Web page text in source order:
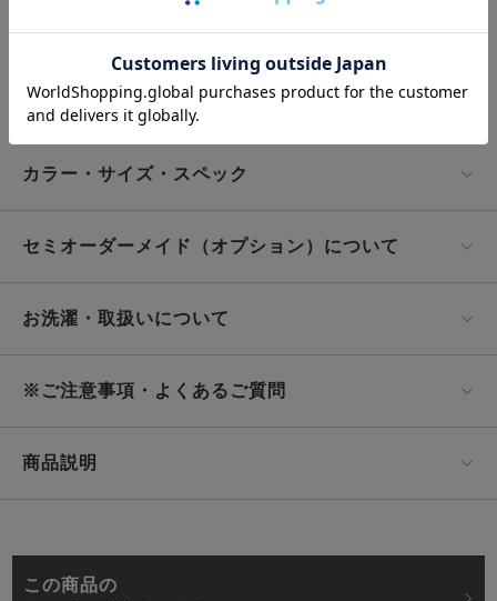
すべてのレビューを見る
レビューを書く
カラー・サイズ・スペック
セミオーダーメイド（オプション）について
お洗濯・取扱いについて
※ご注意事項・よくあるご質問
商品説明
この商品の